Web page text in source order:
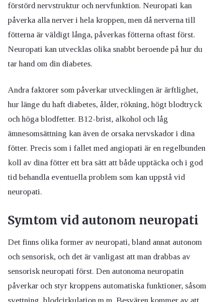
förstörd nervstruktur och nervfunktion. Neuropati kan
påverka alla nerver i hela kroppen, men då nerverna till
fötterna är väldigt långa, påverkas fötterna oftast först.
Neuropati kan utvecklas olika snabbt beroende på hur du
tar hand om din diabetes.
Andra faktorer som påverkar utvecklingen är ärftlighet,
hur länge du haft diabetes, ålder, rökning, högt blodtryck
och höga blodfetter. B12-brist, alkohol och låg
ämnesomsättning kan även de orsaka nervskador i dina
fötter. Precis som i fallet med angiopati är en regelbunden
koll av dina fötter ett bra sätt att både upptäcka och i god
tid behandla eventuella problem som kan uppstå vid
neuropati.
Symtom vid autonom neuropati
Det finns olika former av neuropati, bland annat autonom
och sensorisk, och det är vanligast att man drabbas av
sensorisk neuropati först. Den autonoma neuropatin
påverkar och styr kroppens automatiska funktioner, såsom
svettning, blodcirkulation m.m. Besvären kommer av att